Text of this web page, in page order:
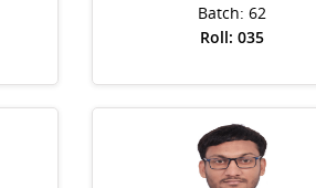
Batch: 62
Roll: 035